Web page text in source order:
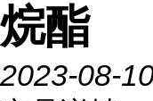
烷酯
2023-08-